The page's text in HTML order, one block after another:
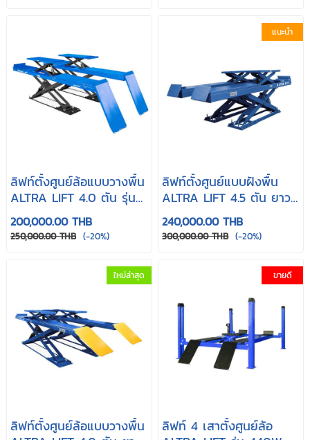
ลิฟท์ตั้งศูนย์ล้อแบบวางพื้น
ALTRA LIFT 4.0 ตัน รุ่น
4.0C
200,000.00 THB
250,000.00 THB (-20%)
แนะนำ
ลิฟท์ตั้งศูนย์แบบฝังพื้น
ALTRA LIFT 4.5 ตัน ยาว
4.8 เมตร
240,000.00 THB
300,000.00 THB (-20%)
ใหม่ล่าสุด
ลิฟท์ตั้งศูนย์ล้อแบบวางพื้น
ขายดี
ลิฟท์ 4 เสาตั้งศูนย์ล้อ